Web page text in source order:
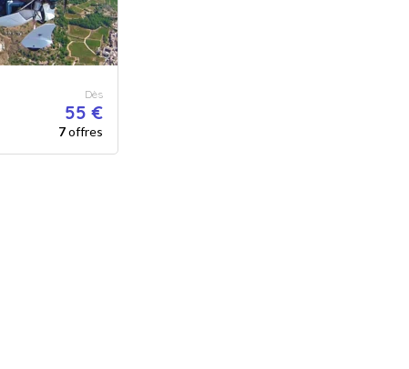
Dès
55 €
7offres